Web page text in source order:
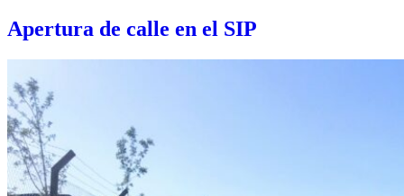
Apertura de calle en el SIP